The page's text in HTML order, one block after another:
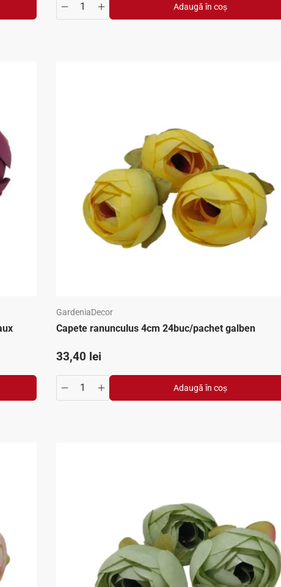
Translation missing:
Translation missing:Adaugă în coș
GardeniaDecor
Capete ranunculus 4cm 24buc/pachet galben
Preț standard
33,40 lei
Translation missing:
Translation missing:Adaugă în coș